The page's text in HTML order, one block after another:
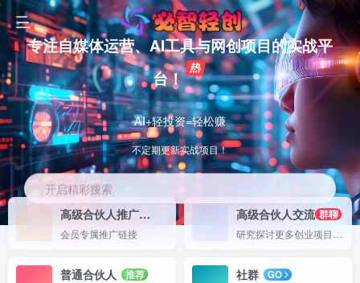
专注自媒体运营、AI工具与网创项目的实战平
台！
AI+轻投资=轻松赚
不定期更新实战项目！
开启精彩搜索
高级合伙人推广50%
会员专属推广链接
高级合伙人交流 群聊
普通合伙人
推荐
社群
GO